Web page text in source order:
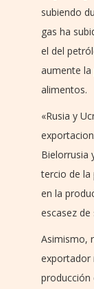
subiendo
gas ha
el del
aumente la
alimentos.
«Rusia y
Bielorrusia
tercio de la
en la
escasez
Asimismo,
exportador
producción